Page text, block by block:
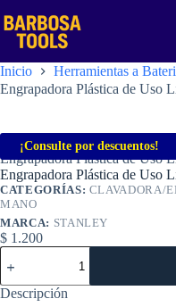
al
contenido
Inicio Herramientas a
Engrapadora Plástica de Uso
¡Consulte por descuentos!
Inicio Herramientas a
Engrapadora Plástica de Uso
Engrapadora Plástica de Uso
CATEGORÍAS: CLAVADORA/
MANO
MARCA: STANLEY
$ 1.200
Engrapadora
Plástica
de
Uso
Descripción